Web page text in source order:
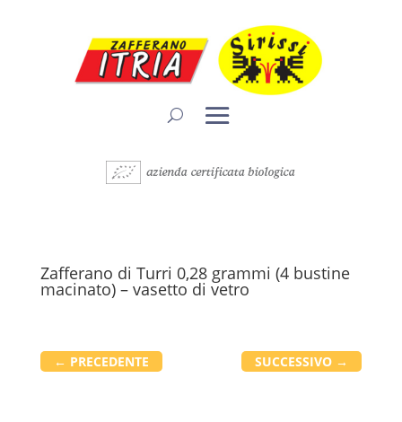
Zafferano di Turri 0,28 grammi (4 bustine
macinato) – vasetto di vetro
← PRECEDENTE SUCCESSIVO →